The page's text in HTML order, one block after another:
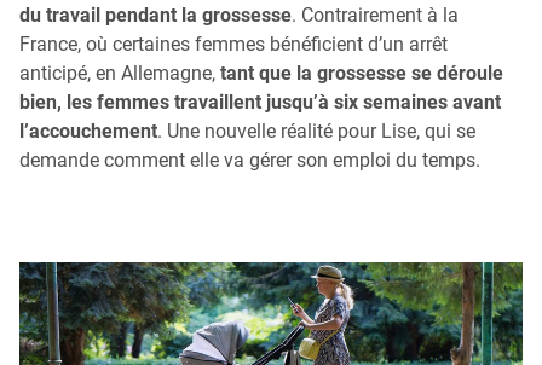
du travail pendant la grossesse. Contrairement à la
France, où certaines femmes bénéficient d’un arrêt
anticipé, en Allemagne, tant que la grossesse se déroule
bien, les femmes travaillent jusqu’à six semaines avant
l’accouchement. Une nouvelle réalité pour Lise, qui se
demande comment elle va gérer son emploi du temps.